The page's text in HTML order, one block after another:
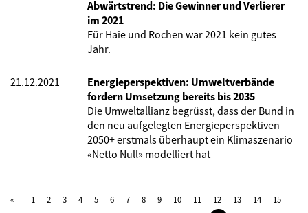
Abwärtstrend: Die Gewinner und Verlierer
im 2021
Für Haie und Rochen war 2021 kein gutes
Jahr.
21.12.2021
Energieperspektiven: Umweltverbände
fordern Umsetzung bereits bis 2035
Die Umweltallianz begrüsst, dass der Bund in
den neu aufgelegten Energieperspektiven
2050+ erstmals überhaupt ein Klimaszenario
«Netto Null» modelliert hat
1 2 3 4 5 6 7 8 9 10 11 12 13 14
15